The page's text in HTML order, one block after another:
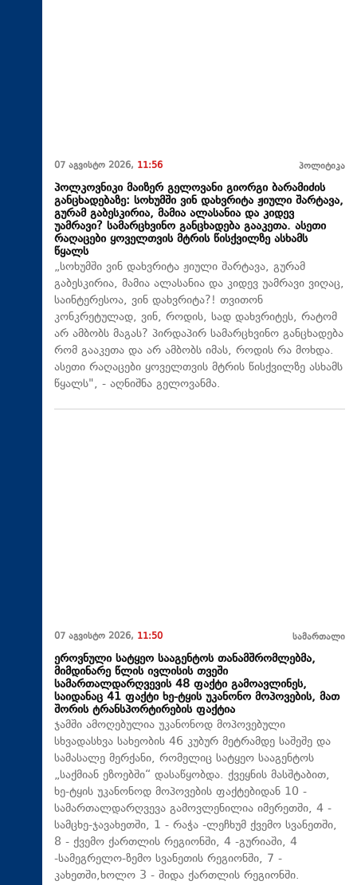
07 აგვისტო 2026, 11:56 პოლიტიკა
პოლკოვნიკი მაიზერ გელოვანი გიორგი ბარამიძის
განცხადებაზე: სოხუმში ვინ დახვრიტა ჟიული შარტავა,
გურამ გაბესკირია, მამია ალასანია და კიდევ
უამრავი? სამარცხვინო განცხადება გააკეთა. ასეთი
რაღაცები ყოველთვის მტრის წისქვილზე ასხამს
წყალს
„სოხუმში ვინ დახვრიტა ჟიული შარტავა, გურამ
გაბესკირია, მამია ალასანია და კიდევ უამრავი ვიღაც,
საინტერესოა, ვინ დახვრიტა?! თვითონ
კონკრეტულად, ვინ, როდის, სად დახვრიტეს, რატომ
არ ამბობს მაგას? პირდაპირ სამარცხვინო განცხადება
რომ გააკეთა და არ ამბობს იმას, როდის რა მოხდა.
ასეთი რაღაცები ყოველთვის მტრის წისქვილზე ასხამს
წყალს", - აღნიშნა გელოვანმა.
07 აგვისტო 2026, 11:50 სამართალი
ეროვნული სატყეო სააგენტოს თანამშრომლებმა,
მიმდინარე წლის ივლისის თვეში
სამართალდარღვევის 48 ფაქტი გამოავლინეს,
საიდანაც 41 ფაქტი ხე-ტყის უკანონო მოპოვების, მათ
შორის ტრანსპორტირების ფაქტია
ჯამში ამოღებულია უკანონოდ მოპოვებული
სხვადასხვა სახეობის 46 კუბურ მეტრამდე საშეშე და
სამასალე მერქანი, რომელიც სატყეო სააგენტოს
„საქმიან ეზოებში“ დასაწყობდა. ქვეყნის მასშტაბით,
ხე-ტყის უკანონოდ მოპოვების ფაქტებიდან 10 -
სამართალდარღვევა გამოვლენილია იმერეთში, 4 -
სამცხე-ჯავახეთში, 1 - რაჭა -ლეჩხუმ ქვემო სვანეთში,
8 - ქვემო ქართლის რეგიონში, 4 -გურიაში, 4
-სამეგრელო-ზემო სვანეთის რეგიონში, 7 -
კახეთში,ხოლო 3 - შიდა ქართლის რეგიონში.